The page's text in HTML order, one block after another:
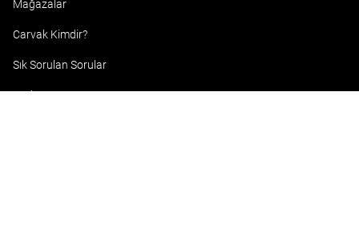
Mağazalar
Carvak Kimdir?
Sık Sorulan Sorular
Kariyer